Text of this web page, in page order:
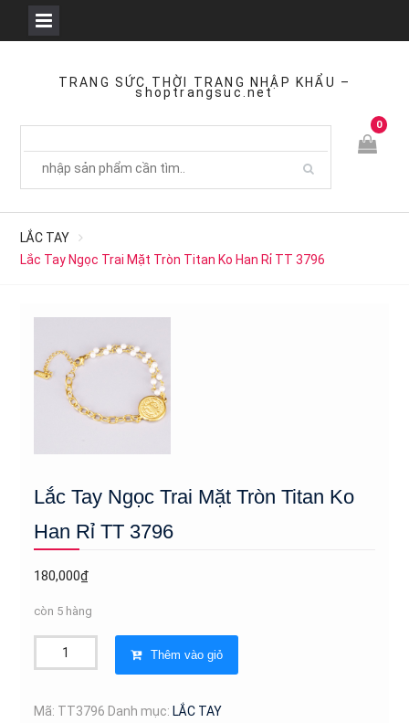
TRANG SỨC THỜI TRANG NHẬP KHẨU –
shoptrangsuc.net
0
LẮC TAY
Lắc Tay Ngọc Trai Mặt Tròn Titan Ko Han Rỉ TT 3796
Lắc Tay Ngọc Trai Mặt Tròn Titan Ko
Han Rỉ TT 3796
180,000₫
còn 5 hàng
Tay
Trai
Thêm vào giỏ
Mã: TT3796 Danh mục: LẮC TAY